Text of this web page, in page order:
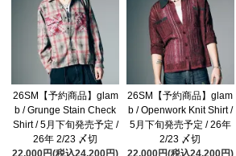
26SM【予約商品】glam
b / Grunge Stain Check
Shirt / 5月下旬発売予定 /
26年 2/23 〆切
22,000円(税込24,200円)
26SM【予約商品】glam
b / Openwork Knit Shirt /
5月下旬発売予定 / 26年
2/23 〆切
22,000円(税込24,200円)